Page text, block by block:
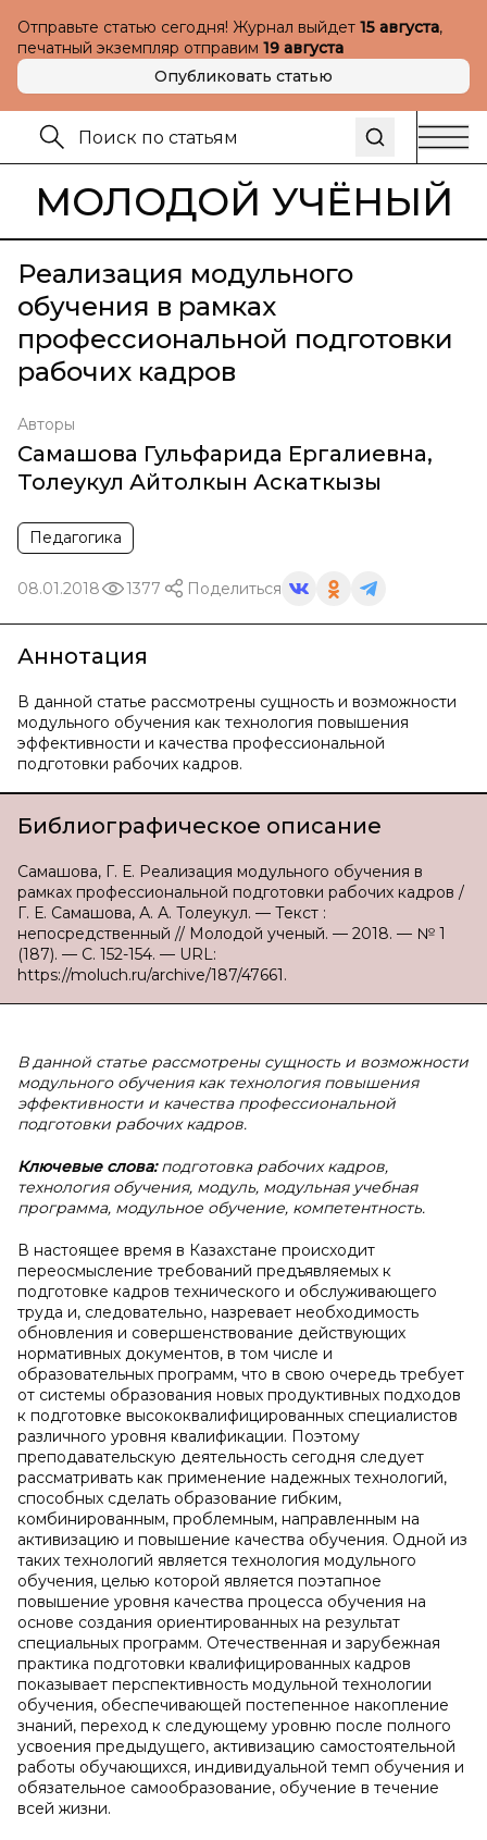
Отправьте статью сегодня! Журнал выйдет 15 августа,
печатный экземпляр отправим 19 августа
Опубликовать статью
МОЛОДОЙ УЧЁНЫЙ
Реализация модульного
обучения в рамках
профессиональной подготовки
рабочих кадров
Авторы
Самашова Гульфарида Ергалиевна,
Толеукул Айтолкын Аскаткызы
Педагогика
08.01.2018 1377 Поделиться
Аннотация
В данной статье рассмотрены сущность и возможности
модульного обучения как технология повышения
эффективности и качества профессиональной
подготовки рабочих кадров.
Библиографическое описание
Самашова, Г. Е. Реализация модульного обучения в
рамках профессиональной подготовки рабочих кадров /
Г. Е. Самашова, А. А. Толеукул. — Текст :
непосредственный // Молодой ученый. — 2018. — № 1
(187). — С. 152-154. — URL:
https://moluch.ru/archive/187/47661.
В данной статье рассмотрены сущность и возможности
модульного обучения как технология повышения
эффективности и качества профессиональной
подготовки рабочих кадров.
Ключевые слова: подготовка рабочих кадров,
технология обучения, модуль, модульная учебная
программа, модульное обучение, компетентность.
В настоящее время в Казахстане происходит
переосмысление требований предъявляемых к
подготовке кадров технического и обслуживающего
труда и, следовательно, назревает необходимость
обновления и совершенствование действующих
нормативных документов, в том числе и
образовательных программ, что в свою очередь требует
от системы образования новых продуктивных подходов
к подготовке высококвалифицированных специалистов
различного уровня квалификации. Поэтому
преподавательскую деятельность сегодня следует
рассматривать как применение надежных технологий,
способных сделать образование гибким,
комбинированным, проблемным, направленным на
активизацию и повышение качества обучения. Одной из
таких технологий является технология модульного
обучения, целью которой является поэтапное
повышение уровня качества процесса обучения на
основе создания ориентированных на результат
специальных программ. Отечественная и зарубежная
практика подготовки квалифицированных кадров
показывает перспективность модульной технологии
обучения, обеспечивающей постепенное накопление
знаний, переход к следующему уровню после полного
усвоения предыдущего, активизацию самостоятельной
работы обучающихся, индивидуальной темп обучения и
обязательное самообразование, обучение в течение
всей жизни.